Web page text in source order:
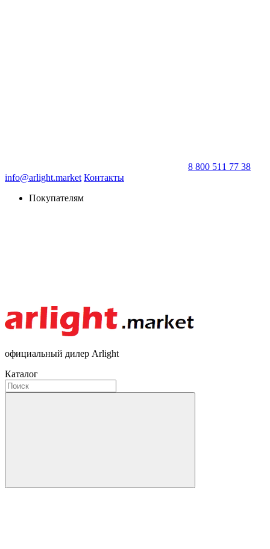
8 800 511 77 38
info@arlight.market Контакты
Покупателям
официальный дилер Arlight
Каталог